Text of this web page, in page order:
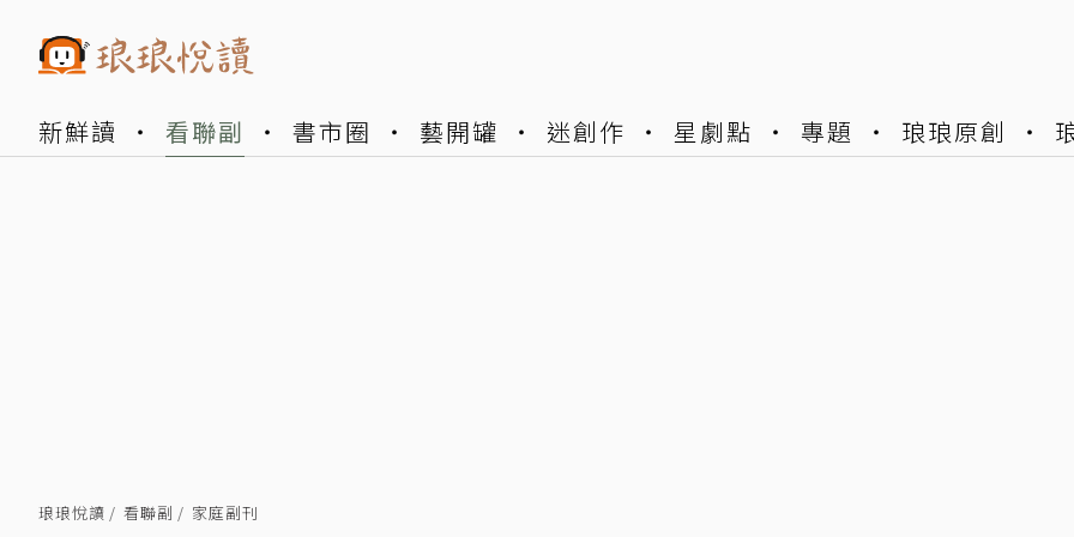
新鮮讀 看聯副 書市圈 藝開罐 迷創作 星劇點 專題 琅琅原創
琅琅悅讀 看聯副 家庭副刊